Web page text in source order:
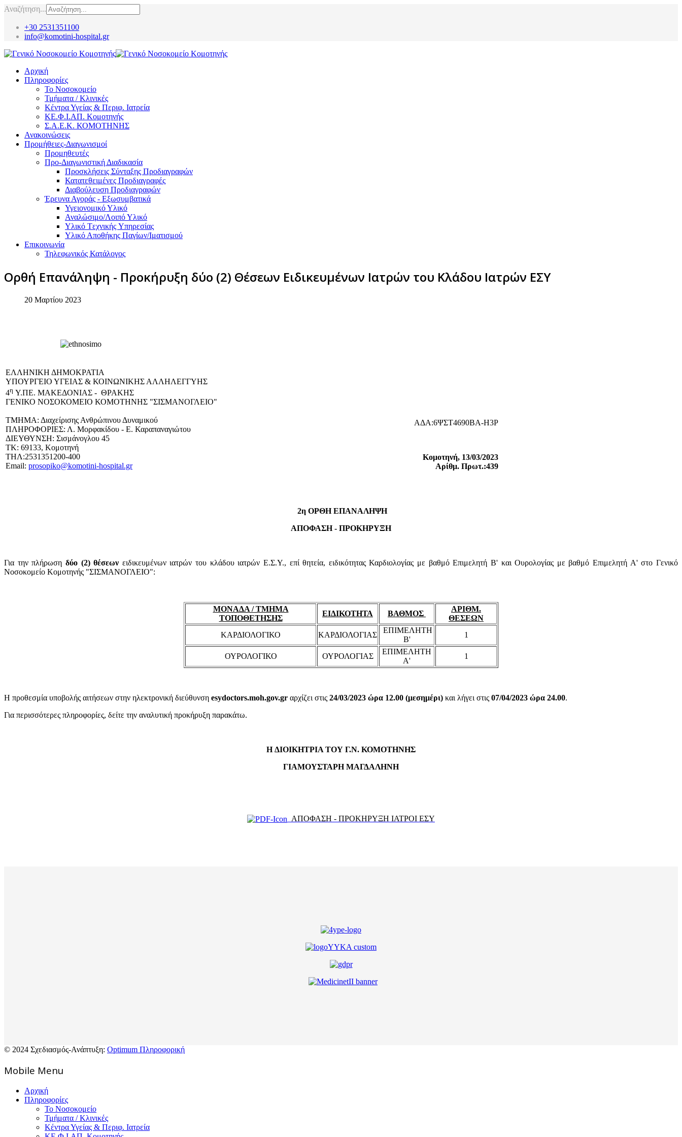
Αναζήτηση...
+30 2531351100
info@komotini-hospital.gr
Αρχική
Πληροφορίες
Το Νοσοκομείο
Τμήματα / Κλινικές
Κέντρα Υγείας & Περιφ. Ιατρεία
ΚΕ.Φ.Ι.ΑΠ. Κομοτηνής
Σ.Α.Ε.Κ. ΚΟΜΟΤΗΝΗΣ
Ανακοινώσεις
Προμήθειες-Διαγωνισμοί
Προμηθευτές
Προ-Διαγωνιστική Διαδικασία
Προσκλήσεις Σύνταξης Προδιαγραφών
Κατατεθειμένες Προδιαγραφές
Διαβούλευση Προδιαγραφών
Έρευνα Αγοράς - Εξωσυμβατικά
Υγειονομικό Υλικό
Αναλώσιμο/Λοιπό Υλικό
Υλικό Tεχνικής Yπηρεσίας
Υλικό Αποθήκης Παγίων/Ιματισμού
Επικοινωνία
Τηλεφωνικός Κατάλογος
Ορθή Επανάληψη - Προκήρυξη δύο (2) Θέσεων Ειδικευμένων Ιατρών του Κλάδου Ιατρών ΕΣΥ
20 Μαρτίου 2023
EΛΛΗΝΙΚΗ ΔΗΜΟΚΡΑΤΙΑ
ΥΠΟΥΡΓΕΙΟ ΥΓΕΙΑΣ & ΚΟΙΝΩΝΙΚΗΣ ΑΛΛΗΛΕΓΓΥΗΣ
4η Υ.ΠΕ. ΜΑΚΕΔΟΝΙΑΣ - ΘΡΑΚΗΣ
ΓΕΝΙΚΟ NΟΣΟΚΟΜΕΙΟ ΚΟΜΟΤΗΝΗΣ "ΣΙΣΜΑΝΟΓΛΕΙΟ"
ΤΜΗΜΑ: Διαχείρισης Ανθρώπινου Δυναμικού
ΠΛΗΡΟΦΟΡΙΕΣ: Λ. Μορφακίδου - Ε. Καραπαναγιώτου
ΔΙΕΥΘΥΝΣΗ: Σισμάνογλου 45
TK: 69133, Κομοτηνή
ΤΗΛ:2531351200-400
Email: prosopiko@komotini-hospital.gr
ΑΔΑ:6ΨΣΤ4690ΒΑ-Η3Ρ
Κομοτηνή, 13/03/2023
Αρίθμ. Πρωτ.:439
2η ΟΡΘΗ ΕΠΑΝΑΛΗΨΗ
ΑΠΟΦΑΣΗ - ΠΡΟΚΗΡΥΞΗ
Για την πλήρωση δύο (2) θέσεων ειδικευμένων ιατρών του κλάδου ιατρών Ε.Σ.Υ., επί θητεία, ειδικότητας Καρδιολογίας με βαθμό Επιμελητή Β' και Ουρολογίας με βαθμό Επιμελητή Α' στο Γενικό
Νοσοκομείο Κομοτηνής "ΣΙΣΜΑΝΟΓΛΕΙΟ":
ΜΟΝΑΔΑ / ΤΜΗΜΑ
ΤΟΠΟΘΕΤΗΣΗΣ
ΕΙΔΙΚΟΤΗΤΑ ΒΑΘΜΟΣ
ΑΡΙΘΜ.
ΘΕΣΕΩΝ
ΚΑΡΔΙΟΛΟΓΙΚΟ
ΚΑΡΔΙΟΛΟΓΙΑΣ
ΕΠΙΜΕΛΗΤΗ
Β'
1
ΟΥΡΟΛΟΓΙΚΟ ΟΥΡΟΛΟΓΙΑΣ
ΕΠΙΜΕΛΗΤΗ
Α'
1
Η προθεσμία υποβολής αιτήσεων στην ηλεκτρονική διεύθυνση esydoctors.moh.gov.gr αρχίζει στις 24/03/2023 ώρα 12.00 (μεσημέρι) και λήγει στις 07/04/2023 ώρα 24.00.
Για περισσότερες πληροφορίες, δείτε την αναλυτική προκήρυξη παρακάτω.
Η ΔΙΟΙΚΗΤΡΙΑ ΤΟΥ Γ.Ν. ΚΟΜΟΤΗΝΗΣ
ΓΙΑΜΟΥΣΤΑΡΗΜΑΓΔΑΛΗΝΗ
ΑΠΟΦΑΣΗ - ΠΡΟΚΗΡΥΞΗ ΙΑΤΡΟΙ ΕΣΥ
© 2024 Σχεδιασμός-Ανάπτυξη: Optimum Πληροφορική
Mοbile Menu
Αρχική
Πληροφορίες
Το Νοσοκομείο
Τμήματα / Κλινικές
Κέντρα Υγείας & Περιφ. Ιατρεία